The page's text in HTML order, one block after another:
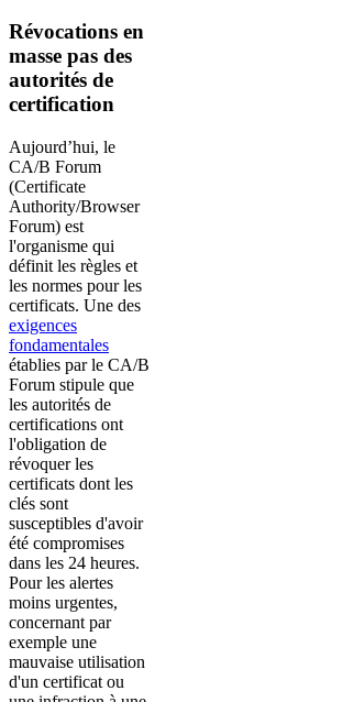
Révocations en
masse pas des
autorités de
certification
Aujourd’hui, le
CA/B Forum
(Certificate
Authority/Browser
Forum) est
l'organisme qui
définit les règles et
les normes pour les
certificats. Une des
exigences
fondamentales
établies par le CA/B
Forum stipule que
les autorités de
certifications ont
l'obligation de
révoquer les
certificats dont les
clés sont
susceptibles d'avoir
été compromises
dans les 24 heures.
Pour les alertes
moins urgentes,
concernant par
exemple une
mauvaise utilisation
d'un certificat ou